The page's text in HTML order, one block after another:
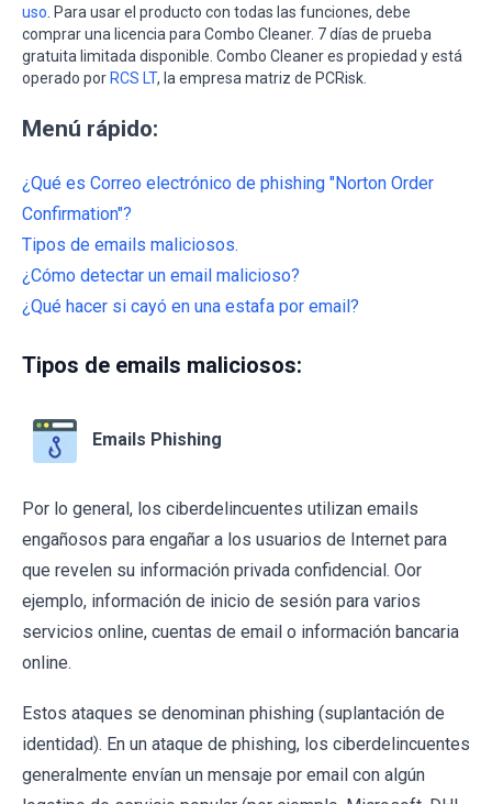
uso . Para usar el producto con todas las funciones, debe
comprar una licencia para Combo Cleaner. 7 días de prueba
gratuita limitada disponible. Combo Cleaner es propiedad y está
operado por RCS LT, la empresa matriz de PCRisk.
Menú rápido:
¿Qué es Correo electrónico de phishing "Norton Order
Confirmation"?
Tipos de emails maliciosos.
¿Cómo detectar un email malicioso?
¿Qué hacer si cayó en una estafa por email?
Tipos de emails maliciosos:
Emails Phishing
Por lo general, los ciberdelincuentes utilizan emails
engañosos para engañar a los usuarios de Internet para
que revelen su información privada confidencial. Oor
ejemplo, información de inicio de sesión para varios
servicios online, cuentas de email o información bancaria
online.
Estos ataques se denominan phishing (suplantación de
identidad). En un ataque de phishing, los ciberdelincuentes
generalmente envían un mensaje por email con algún